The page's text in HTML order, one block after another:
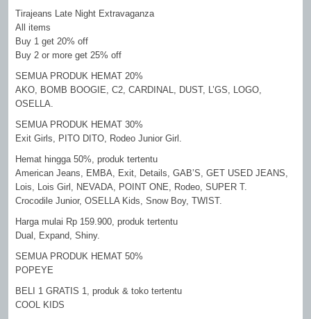
Tirajeans Late Night Extravaganza
All items
Buy 1 get 20% off
Buy 2 or more get 25% off
SEMUA PRODUK HEMAT 20%
AKO, BOMB BOOGIE, C2, CARDINAL, DUST, L’GS, LOGO,
OSELLA.
SEMUA PRODUK HEMAT 30%
Exit Girls, PITO DITO, Rodeo Junior Girl.
Hemat hingga 50%, produk tertentu
American Jeans, EMBA, Exit, Details, GAB’S, GET USED JEANS,
Lois, Lois Girl, NEVADA, POINT ONE, Rodeo, SUPER T.
Crocodile Junior, OSELLA Kids, Snow Boy, TWIST.
Harga mulai Rp 159.900, produk tertentu
Dual, Expand, Shiny.
SEMUA PRODUK HEMAT 50%
POPEYE
BELI 1 GRATIS 1, produk & toko tertentu
COOL KIDS